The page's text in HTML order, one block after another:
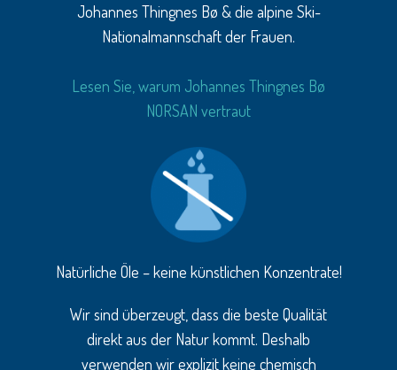
Johannes Thingnes Bø & die alpine Ski-
Nationalmannschaft der Frauen.
Lesen Sie, warum Johannes Thingnes Bø
NORSAN vertraut
Natürliche Öle – keine künstlichen Konzentrate!
Wir sind überzeugt, dass die beste Qualität
direkt aus der Natur kommt. Deshalb
verwenden wir explizit keine chemisch